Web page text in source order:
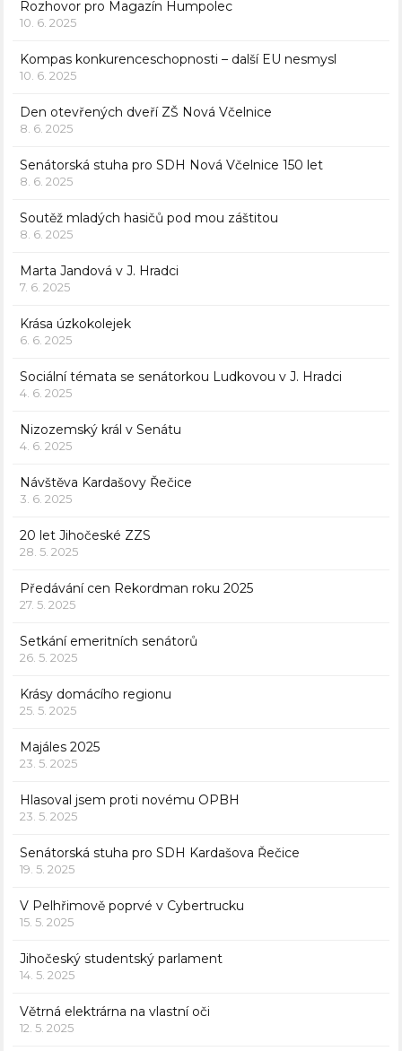
Rozhovor pro Magazín Humpolec
10. 6. 2025
Kompas konkurenceschopnosti – další EU nesmysl
10. 6. 2025
Den otevřených dveří ZŠ Nová Včelnice
8. 6. 2025
Senátorská stuha pro SDH Nová Včelnice 150 let
8. 6. 2025
Soutěž mladých hasičů pod mou záštitou
8. 6. 2025
Marta Jandová v J. Hradci
7. 6. 2025
Krása úzkokolejek
6. 6. 2025
Sociální témata se senátorkou Ludkovou v J. Hradci
4. 6. 2025
Nizozemský král v Senátu
4. 6. 2025
Návštěva Kardašovy Řečice
3. 6. 2025
20 let Jihočeské ZZS
28. 5. 2025
Předávání cen Rekordman roku 2025
27. 5. 2025
Setkání emeritních senátorů
26. 5. 2025
Krásy domácího regionu
25. 5. 2025
Majáles 2025
23. 5. 2025
Hlasoval jsem proti novému OPBH
23. 5. 2025
Senátorská stuha pro SDH Kardašova Řečice
19. 5. 2025
V Pelhřimově poprvé v Cybertrucku
15. 5. 2025
Jihočeský studentský parlament
14. 5. 2025
Větrná elektrárna na vlastní oči
12. 5. 2025